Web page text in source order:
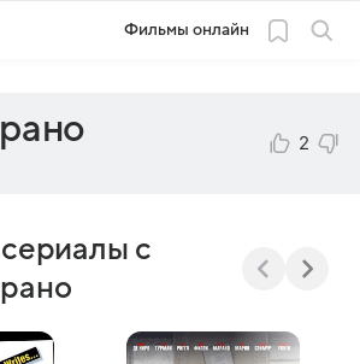
Фильмы онлайн
2
с